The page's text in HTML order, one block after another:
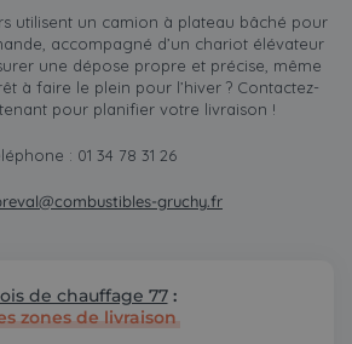
utilisent un camion à plateau bâché pour
accompagné d’un chariot élévateur
une dépose propre et précise, même
à faire le plein pour l’hiver ? Contactez-
pour planifier votre livraison !
: 01 34 78 31 26
gruchy.fr
de chauffage 77:
zones de livraison